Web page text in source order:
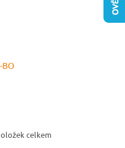
BO
celkem